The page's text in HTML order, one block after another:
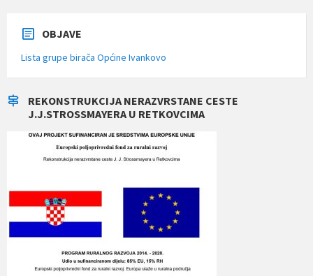
OBJAVE
Lista grupe birača Općine Ivankovo
REKONSTRUKCIJA NERAZVRSTANE CESTE
J.J.STROSSMAYERA U RETKOVCIMA